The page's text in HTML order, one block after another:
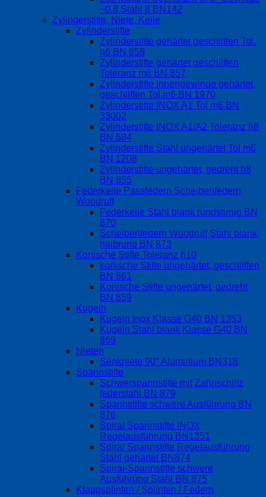
~0.8 Stahl 8 BN142
Zylinderstifte, Niete, Keile
Zylinderstifte
Zylinderstifte gehärtet geschliffen Tol.
h6 BN 858
Zylinderstifte gehärtet geschliffen
Toleranz m6 BN 857
Zylinderstifte Innengewinde gehärtet,
geschliffen Tol.m6 BN 1970
Zylinderstifte INOX A1 Tol m6 BN
33002
Zylinderstifte INOX A1/A2 Toleranz h8
BN 684
Zylinderstifte Stahl ungehärtet Tol m6
BN 1208
Zylinderstifte ungehärtet, gedreht h8
BN 855
Federkeile Passfedern Scheibenfedern
Woodruff
Federkeile Stahl blank rundstirnig BN
870
Scheibenfedern Woodruff Stahl blank
halbrund BN 873
Konische Stifte Toleranz h10
konische Stifte ungehärtet, geschliffen
BN 861
Konische Stifte ungehärtet, gedreht
BN 859
Kugeln
Kugeln Inox Klasse G40 BN 1353
Kugeln Stahl blank Klasse G40 BN
869
Nieten
Senkniete 90° Aluminium BN318
Spannstifte
Schwerspannstifte mit Zahnschlitz
federstahl BN 879
Spannstifte schwere Ausführung BN
876
Spiral Spannstifte INOX
Regelausführung BN1351
Spiral Spannstifte Regelausführung
Stahl gehärtet BN874
Spiral-Spannstifte schwere
Ausführung Stahl BN 875
Klappsplinten / Splinten / Federn